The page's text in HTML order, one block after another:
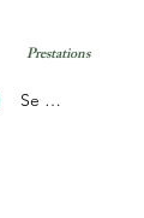
Se connecter
Prestations